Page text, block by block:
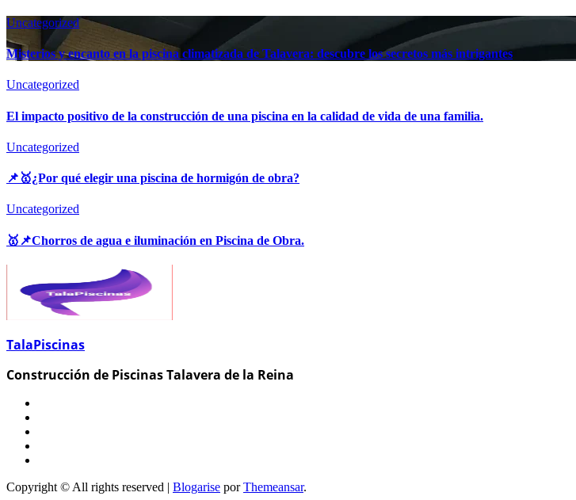
Uncategorized
Misterios y encanto en la piscina climatizada de Talavera: descubre los secretos más intrigantes
Uncategorized
El impacto positivo de la construcción de una piscina en la calidad de vida de una familia.
Uncategorized
📌🥇¿Por qué elegir una piscina de hormigón de obra?
Uncategorized
🥇📌Chorros de agua e iluminación en Piscina de Obra.
TalaPiscinas
Construcción de Piscinas Talavera de la Reina
Copyright © All rights reserved | Blogarise porThemeansar.